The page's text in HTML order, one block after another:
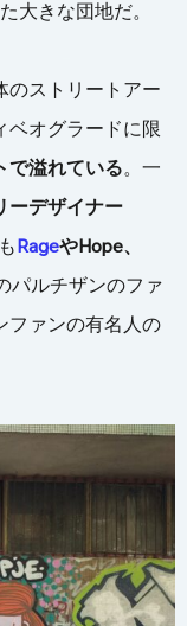
大きな団地だ。
のストリートアー
ベオグラードに限
で溢れている。一
ーデザイナー
RageやHope、
パルチザンのファ
ファンの有名人の